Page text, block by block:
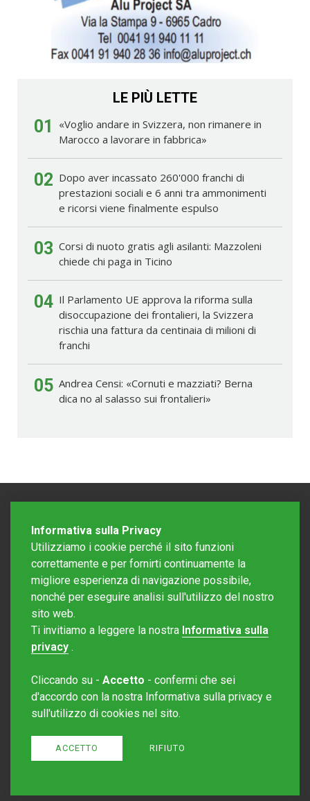
LE PIÙ LETTE
01
«Voglio andare in Svizzera, non rimanere in
Marocco a lavorare in fabbrica»
02 Dopo aver incassato 260'000 franchi di
prestazioni sociali e 6 anni tra ammonimenti
e ricorsi viene finalmente espulso
03 Corsi di nuoto gratis agli asilanti: Mazzoleni
chiede chi paga in Ticino
04 Il Parlamento UE approva la riforma sulla
disoccupazione dei frontalieri, la Svizzera
rischia una fattura da centinaia di milioni di
franchi
05 Andrea Censi: «Cornuti e mazziati? Berna
dica no al salasso sui frontalieri»
Editore Rotostampa SA
Sito creato daRedesign
Informativa sulla Privacy
Utilizziamo i cookie perché il sito funzioni
correttamente e per fornirti continuamente la
migliore esperienza di navigazione possibile,
nonché per eseguire analisi sull'utilizzo del nostro
sito web.
Ti invitiamo a leggere la nostra Informativa sulla
privacy .
Cliccando su - Accetto - confermi che sei
d'accordo con la nostra Informativa sulla privacy e
sull'utilizzo di cookies nel sito.
ACCETTO RIFIUTO